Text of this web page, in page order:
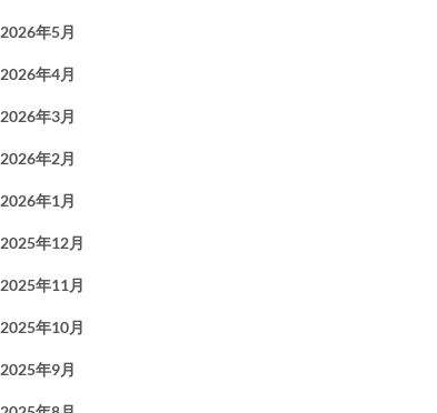
2026年5月
2026年4月
2026年3月
2026年2月
2026年1月
2025年12月
2025年11月
2025年10月
2025年9月